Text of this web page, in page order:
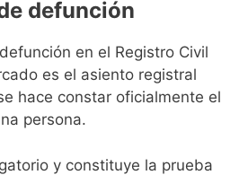
defunción
en el Registro Civil
es el asiento registral
hace constar oficialmente el
persona.
y constituye la prueba